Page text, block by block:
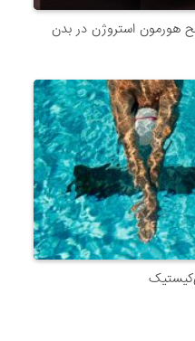
هورمون استروژن در بدن